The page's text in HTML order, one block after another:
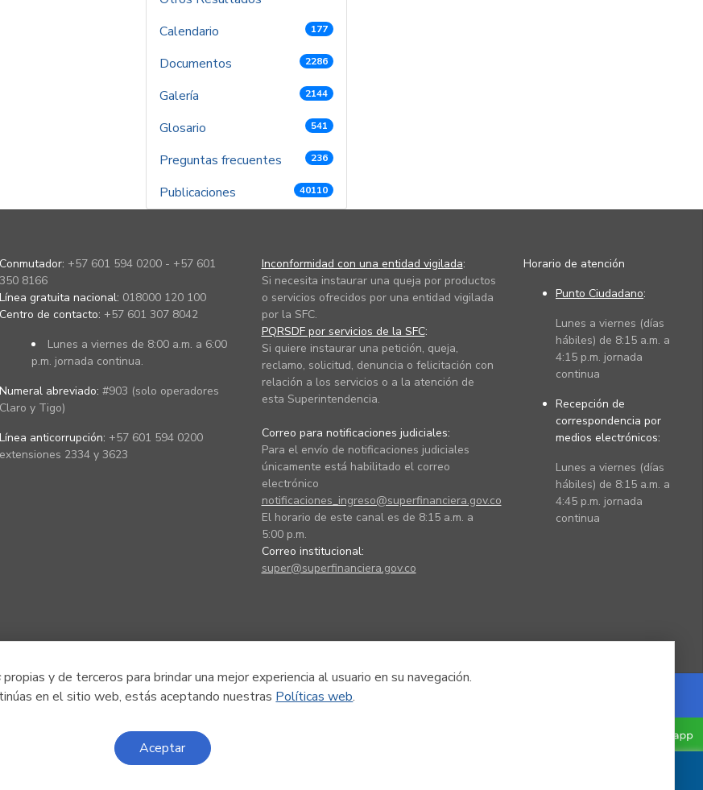
propias y de terceros para brindar una mejor experiencia al usuario en su navegación.
en el sitio web, estás aceptando nuestras Políticas web.
Aceptar
Calendario
177
Documentos 2286
Galería 2144
Glosario 541
Preguntas frecuentes 236
Publicaciones 40110
Conmutador: +57 601 594 0200 - +57 601
350 8166
Línea gratuita nacional: 018000 120 100
Centro de contacto: +57 601 307 8042
Lunes a viernes de 8:00 a.m. a 6:00
p.m. jornada continua.
Numeral abreviado: #903 (solo operadores
Claro y Tigo)
Línea anticorrupción: +57 601 594 0200
extensiones 2334 y 3623
Inconformidad con una entidad vigilada:
Si necesita instaurar una queja por productos
o servicios ofrecidos por una entidad vigilada
por la SFC.
PQRSDF por servicios de la SFC:
Si quiere instaurar una petición, queja,
reclamo, solicitud, denuncia o felicitación con
relación a los servicios o a la atención de
esta Superintendencia.
Correo para notificaciones judiciales:
Para el envío de notificaciones judiciales
únicamente está habilitado el correo
electrónico
notificaciones_ingreso@superfinanciera.gov.co
El horario de este canal es de 8:15 a.m. a
5:00 p.m.
Correo institucional:
super@superfinanciera.gov.co
Horario de atención
Punto Ciudadano:
Lunes a viernes (días
hábiles) de 8:15 a.m. a
4:15 p.m. jornada
continua
Recepción de
correspondencia por
medios electrónicos:
Lunes a viernes (días
hábiles) de 8:15 a.m. a
4:45 p.m. jornada
continua
Powered by Nexura